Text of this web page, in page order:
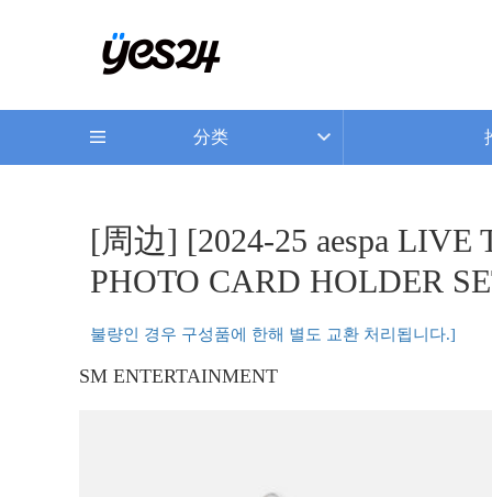
分类
[周边] [2024-25 aespa
PHOTO CARD HOLDER
불량인 경우 구성품에 한해 별도 교환 처리됩니다.]
SM ENTERTAINMENT